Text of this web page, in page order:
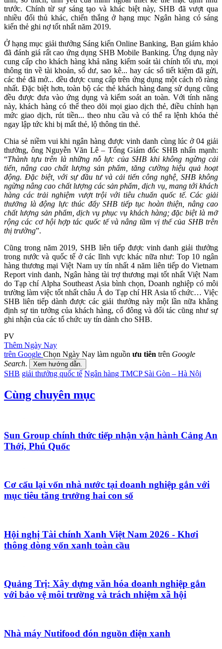
trước. Chính từ sự sáng tạo và khác biệt này, SHB đã vượt qua
nhiều đối thủ khác, chiến thắng ở hạng mục Ngân hàng có sáng
kiến thẻ ghi nợ tốt nhất năm 2019.
Ở hạng mục giải thưởng Sáng kiến Online Banking, Ban giám khảo
đã đánh giá rất cao ứng dụng SHB Mobile Banking. Ứng dụng này
cung cấp cho khách hàng khả năng kiểm soát tài chính tối ưu, mọi
thông tin về tài khoản, số dư, sao kê... hay các sổ tiết kiệm đã gửi,
các thẻ đã mở... đều được cung cấp trên ứng dụng một cách rõ ràng
nhất. Đặc biệt hơn, toàn bộ các thẻ khách hàng đang sử dụng cũng
đều được đưa vào ứng dụng và kiểm soát an toàn. Với tính năng
này, khách hàng có thể theo dõi mọi giao dịch thẻ, điều chỉnh hạn
mức giao dịch, rút tiền... theo nhu cầu và có thể ra lệnh khóa thẻ
ngay lập tức khi bị mất thẻ, lộ thông tin thẻ.
Chia sẻ niềm vui khi ngân hàng được vinh danh cùng lúc ở 04 giải
thưởng, ông Nguyễn Văn Lê – Tổng Giám đốc SHB nhấn mạnh:
“Thành tựu trên là những nỗ lực của SHB khi không ngừng cải
tiến, nâng cao chất lượng sản phẩm, tăng cường hiệu quả hoạt
động. Đặc biệt, với sự đầu tư và cải tiến công nghệ, SHB không
ngừng nâng cao chất lượng các sản phẩm, dịch vụ, mang tới khách
hàng các trải nghiệm vượt trội với tiêu chuẩn quốc tế. Các giải
thưởng là động lực thúc đẩy SHB tiếp tục hoàn thiện, nâng cao
chất lượng sản phẩm, dịch vụ phục vụ khách hàng; đặc biệt là mở
rộng các cơ hội hợp tác quốc tế và nâng tầm vị thế của SHB trên
thị trường”.
Cũng trong năm 2019, SHB liên tiếp được vinh danh giải thưởng
trong nước và quốc tế ở các lĩnh vực khác nữa như: Top 10 ngân
hàng thương mại Việt Nam uy tín nhất 4 năm liên tiếp do Vietnam
Report vinh danh, Ngân hàng tài trợ thương mại tốt nhất Việt Nam
do Tạp chí Alpha Southeast Asia bình chọn, Doanh nghiệp có môi
trường làm việc tốt nhất châu Á do Tạp chí HR Asia tổ chức… Việc
SHB liên tiếp dành được các giải thưởng này một lần nữa khẳng
định sự tin tưởng của khách hàng, cổ đông và đối tác cũng như sự
ghi nhận của các tổ chức uy tín dành cho SHB.
PV
Thêm Ngày Nay
trên Google Chọn Ngày Nay làm nguồn ưu tiên trên Google
Search. Xem hướng dẫn.
SHB giải thưởng quốc tế Ngân hàng TMCP Sài Gòn – Hà Nội
Cùng chuyên mục
Sun Group chính thức tiếp nhận vận hành Cảng An
Thới, Phú Quốc
Cơ cấu lại vốn nhà nước tại doanh nghiệp gắn với
mục tiêu tăng trưởng hai con số
Hội nghị Tài chính Xanh Việt Nam 2026 - Khơi
thông dòng vốn xanh toàn cầu
Quảng Trị: Xây dựng văn hóa doanh nghiệp gắn
với bảo vệ môi trường và trách nhiệm xã hội
Nhà máy Nutifood đón nguồn điện xanh